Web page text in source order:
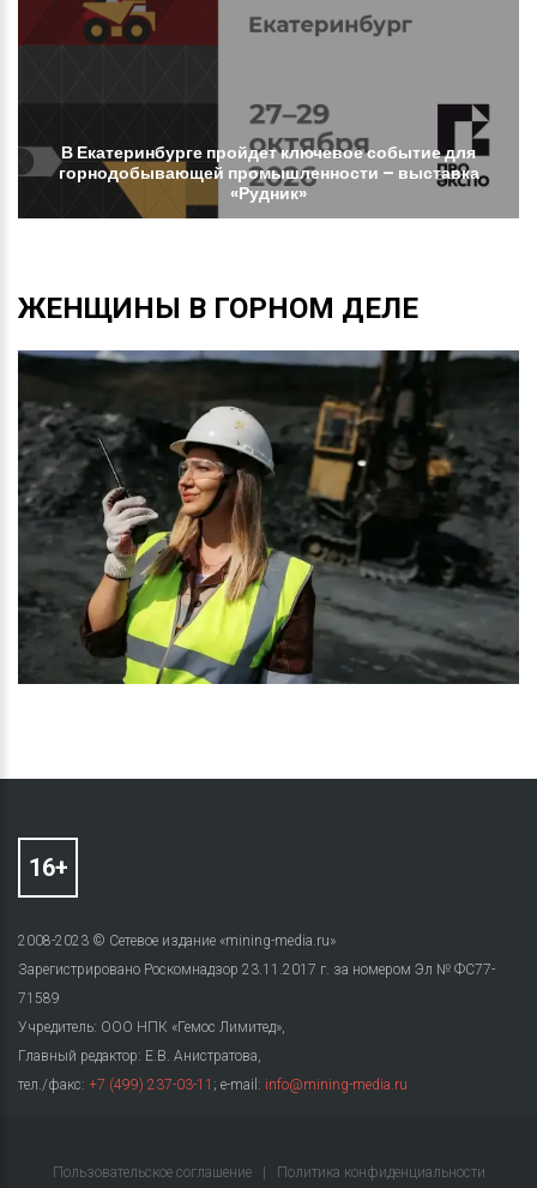
В Екатеринбурге пройдетключевоесобытиедля
горнодобывающей промышленности – выставка
«Рудник»
ЖЕНЩИНЫ В ГОРНОМ ДЕЛЕ
2008-2023 © Сетевое издание «mining-media.ru»
Зарегистрировано Роскомнадзор 23.11.2017 г. за номером Эл № ФС77-
71589
Учредитель: ООО НПК «Гемос Лимитед»,
Главный редактор: Е.В. Анистратова,
тел./факс: +7 (499) 237-03-11 ; e-mail: info@mining-media.ru
Пользовательское соглашение Политика конфиденциальности